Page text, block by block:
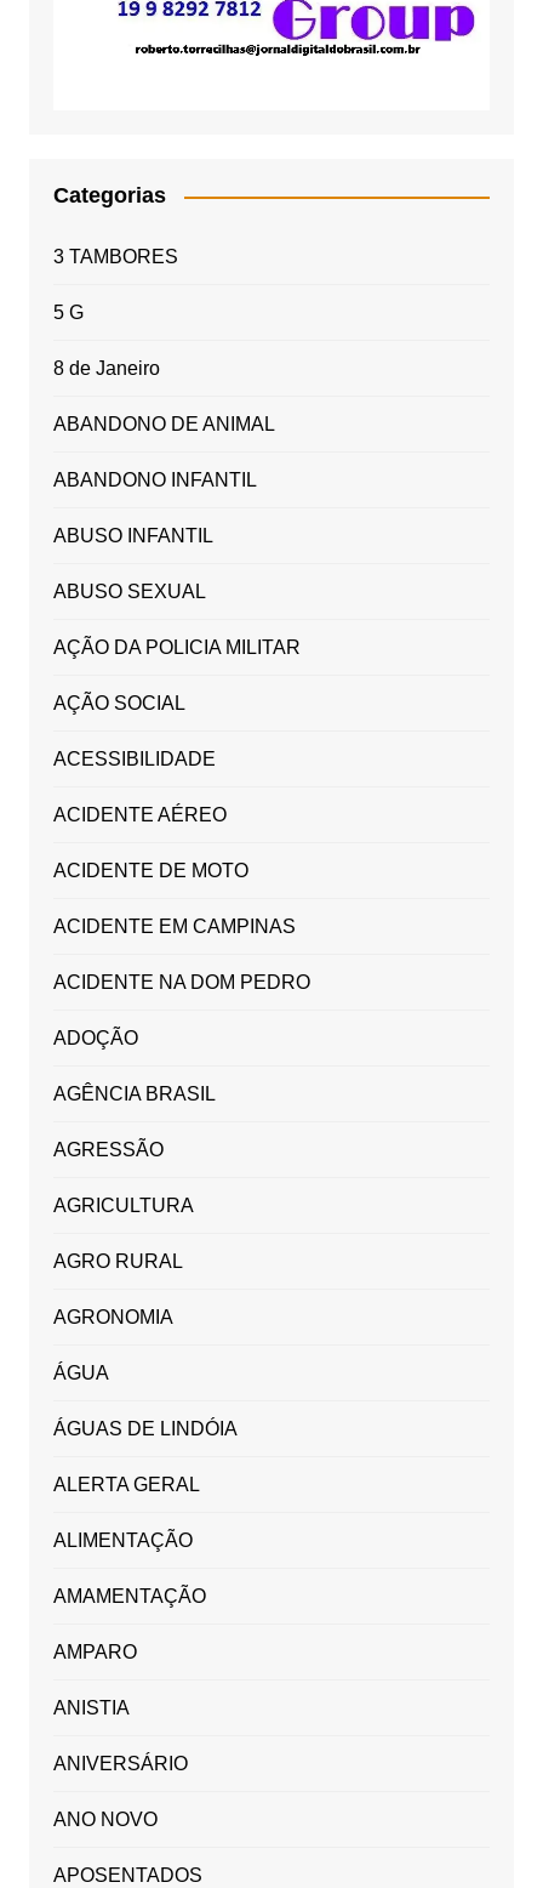
Categorias
3 TAMBORES
5 G
8 de Janeiro
ABANDONO DE ANIMAL
ABANDONO INFANTIL
ABUSO INFANTIL
ABUSO SEXUAL
AÇÃO DA POLICIA MILITAR
AÇÃO SOCIAL
ACESSIBILIDADE
ACIDENTE AÉREO
ACIDENTE DE MOTO
ACIDENTE EM CAMPINAS
ACIDENTE NA DOM PEDRO
ADOÇÃO
AGÊNCIA BRASIL
AGRESSÃO
AGRICULTURA
AGRO RURAL
AGRONOMIA
ÁGUA
ÁGUAS DE LINDÓIA
ALERTA GERAL
ALIMENTAÇÃO
AMAMENTAÇÃO
AMPARO
ANISTIA
ANIVERSÁRIO
ANO NOVO
APOSENTADOS